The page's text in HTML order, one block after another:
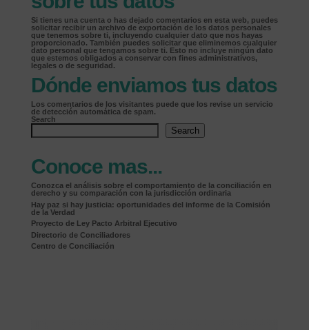
Si tienes una cuenta o has dejado comentarios en esta web, puedes
solicitar recibir un archivo de exportación de los datos personales
que tenemos sobre ti, incluyendo cualquier dato que nos hayas
proporcionado. También puedes solicitar que eliminemos cualquier
dato personal que tengamos sobre ti. Esto no incluye ningún dato
que estemos obligados a conservar con fines administrativos,
legales o de seguridad.
Dónde enviamos tus datos
Los comentarios de los visitantes puede que los revise un servicio
de detección automática de spam.
Search
Search
Conoce mas...
Conozca el análisis sobre el comportamiento de la conciliación en
derecho y su comparación con la jurisdicción ordinaria
Hay paz si hay justicia: oportunidades del informe de la Comisión
de la Verdad
Proyecto de Ley Pacto Arbitral Ejecutivo
Directorio de Conciliadores
Centro de Conciliación